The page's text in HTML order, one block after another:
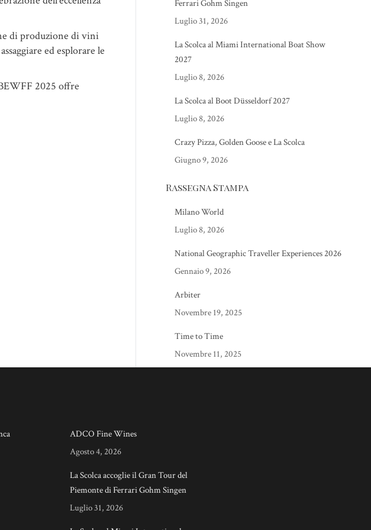
di produzione di vini
ed esplorare le
2025 offre
Ferrari Gohm Singen
Luglio 31, 2026
La Scolca al Miami International Boat Show
2027
Luglio 8, 2026
La Scolca al Boot Düsseldorf 2027
Luglio 8, 2026
Crazy Pizza, Golden Goose e La Scolca
Giugno 9, 2026
Rassegna Stampa
Milano World
Luglio 8, 2026
National Geographic Traveller Experiences 2026
Gennaio 9, 2026
Arbiter
Novembre 19, 2025
Time to Time
Novembre 11, 2025
ADCO Fine Wines
Agosto 4, 2026
La Scolca accoglie il Gran Tour del
Piemonte di Ferrari Gohm Singen
Luglio 31, 2026